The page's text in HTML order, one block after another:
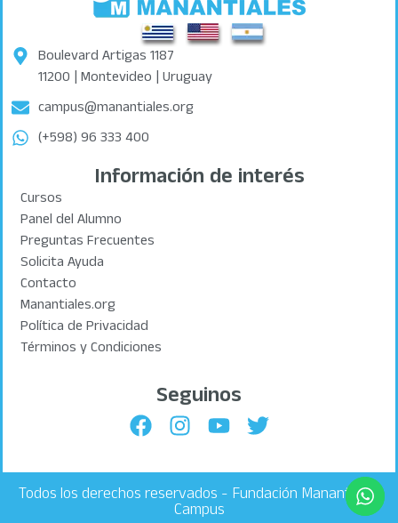
Boulevard Artigas 1187
11200 | Montevideo | Uruguay
campus@manantiales.org
(+598) 96 333 400
Información de interés
Cursos
Panel del Alumno
Preguntas Frecuentes
Solicita Ayuda
Contacto
Manantiales.org
Política de Privacidad
Términos y Condiciones
Seguinos
Todos los derechos reservados - Fundación Manantiales
Campus